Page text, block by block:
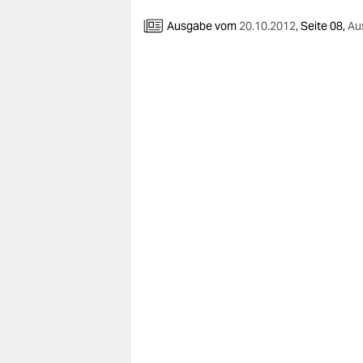
nord
Ausgabe vom 20.10.2012,Seite 08,